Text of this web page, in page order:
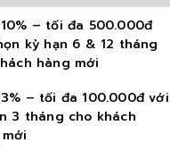
10% – tối đa 500.000đ
kỳ hạn 6 & 12 tháng
hàng mới
3% – tối đa 100.000đ với
3 tháng cho khách